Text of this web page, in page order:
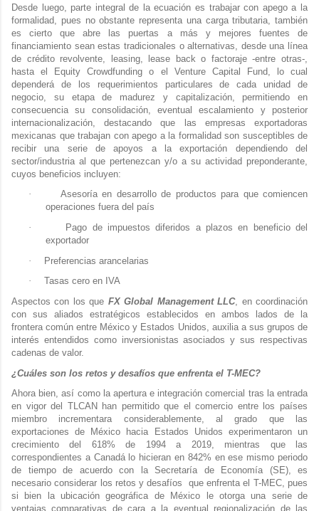
Desde luego, parte integral de la ecuación es trabajar con apego a la
formalidad, pues no obstante representa una carga tributaria, también
es cierto que abre las puertas a más y mejores fuentes de
financiamiento sean estas tradicionales o alternativas, desde una línea
de crédito revolvente, leasing, lease back o factoraje -entre otras-,
hasta el Equity Crowdfunding o el Venture Capital Fund, lo cual
dependerá de los requerimientos particulares de cada unidad de
negocio, su etapa de madurez y capitalización, permitiendo en
consecuencia su consolidación, eventual escalamiento y posterior
internacionalización, destacando que las empresas exportadoras
mexicanas que trabajan con apego a la formalidad son susceptibles de
recibir una serie de apoyos a la exportación dependiendo del
sector/industria al que pertenezcan y/o a su actividad preponderante,
cuyos beneficios incluyen:
·
Asesoría en desarrollo de productos para que comiencen
operaciones fuera del país
·
Pago de impuestos diferidos a plazos en beneficio del
exportador
·
Preferencias arancelarias
·
Tasas cero en IVA
Aspectos con los que FX Global Management LLC, en coordinación
con sus aliados estratégicos establecidos en ambos lados de la
frontera común entre México y Estados Unidos, auxilia a sus grupos de
interés entendidos como inversionistas asociados y sus respectivas
cadenas de valor.
¿Cuáles son los retos y desafíos que enfrenta el T-MEC?
Ahora bien, así como la apertura e integración comercial tras la entrada
en vigor del TLCAN han permitido que el comercio entre los países
miembro incrementara considerablemente, al grado que las
exportaciones de México hacia Estados Unidos experimentaron un
crecimiento del 618% de 1994 a 2019, mientras que las
correspondientes a Canadá lo hicieran en 842% en ese mismo periodo
de tiempo de acuerdo con la Secretaría de Economía (SE), es
necesario considerar los retos y desafíos que enfrenta el T-MEC, pues
si bien la ubicación geográfica de México le otorga una serie de
ventajas comparativas de cara a la eventual regionalización de las